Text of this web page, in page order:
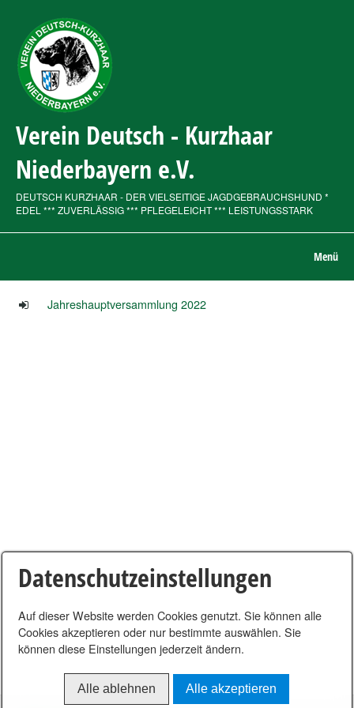
Verein Deutsch - Kurzhaar
Niederbayern e.V.
DEUTSCH KURZHAAR - DER VIELSEITIGE JAGDGEBRAUCHSHUND *
EDEL *** ZUVERLÄSSIG *** PFLEGELEICHT *** LEISTUNGSSTARK
Menü
Jahreshauptversammlung 2022
Datenschutzeinstellungen
Auf dieser Website werden Cookies genutzt. Sie können alle
Cookies akzeptieren oder nur bestimmte auswählen. Sie
können diese Einstellungen jederzeit ändern.
Alle ablehnen Alle akzeptieren